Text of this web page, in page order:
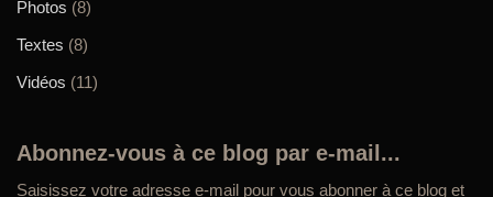
Photos (8)
Textes (8)
Vidéos (11)
Abonnez-vous à ce blog par e-mail...
Saisissez votre adresse e-mail pour vous abonner à ce blog et